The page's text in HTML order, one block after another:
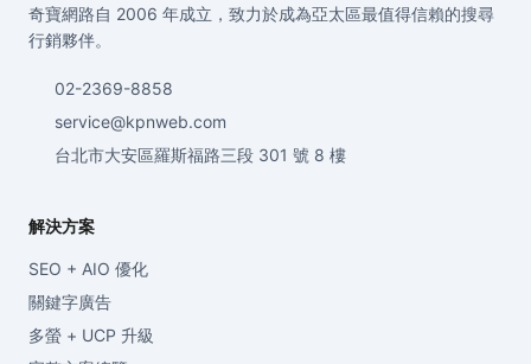
奇寶網路自 2006 年成立，致力於成為亞太區最值得信賴的搜尋
行銷夥伴。
02-2369-8858
service@kpnweb.com
台北市大安區羅斯福路三段 301 號 8 樓
解決方案
SEO + AIO 優化
關鍵字廣告
多螢 + UCP 升級